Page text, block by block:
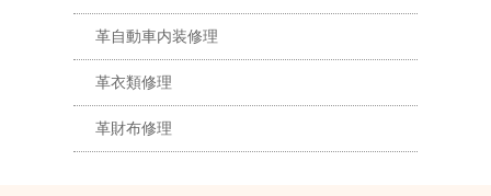
革自動車内装修理
革衣類修理
革財布修理